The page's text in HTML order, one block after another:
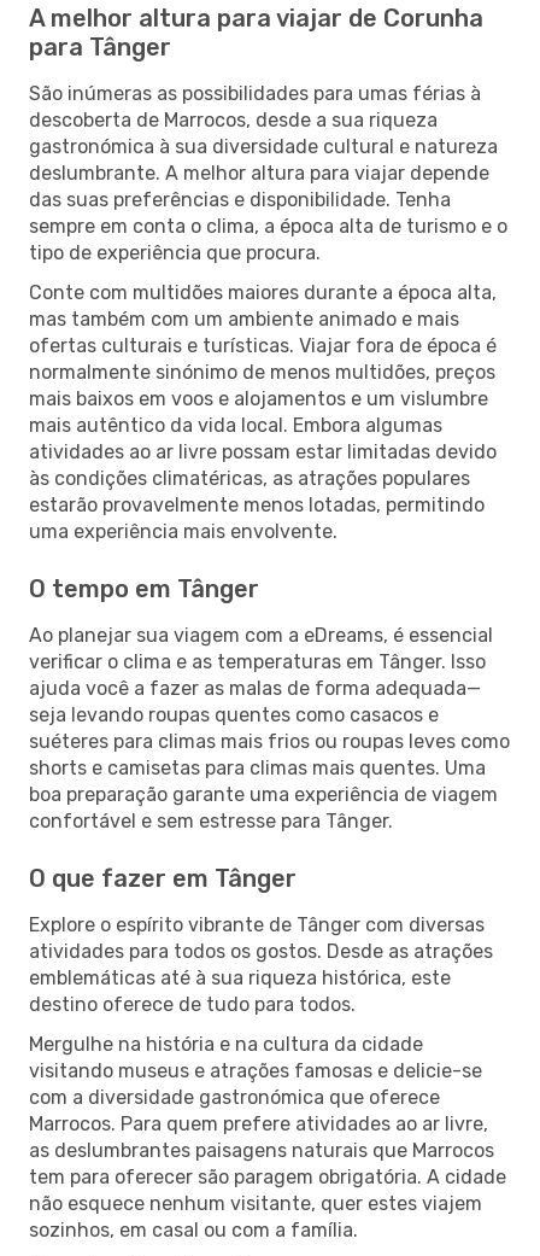
A melhor altura para viajar de Corunha
para Tânger
São inúmeras as possibilidades para umas férias à
descoberta de Marrocos, desde a sua riqueza
gastronómica à sua diversidade cultural e natureza
deslumbrante. A melhor altura para viajar depende
das suas preferências e disponibilidade. Tenha
sempre em conta o clima, a época alta de turismo e o
tipo de experiência que procura.
Conte com multidões maiores durante a época alta,
mas também com um ambiente animado e mais
ofertas culturais e turísticas. Viajar fora de época é
normalmente sinónimo de menos multidões, preços
mais baixos em voos e alojamentos e um vislumbre
mais autêntico da vida local. Embora algumas
atividades ao ar livre possam estar limitadas devido
às condições climatéricas, as atrações populares
estarão provavelmente menos lotadas, permitindo
uma experiência mais envolvente.
O tempo em Tânger
Ao planejar sua viagem com a eDreams, é essencial
verificar o clima e as temperaturas em Tânger. Isso
ajuda você a fazer as malas de forma adequada—
seja levando roupas quentes como casacos e
suéteres para climas mais frios ou roupas leves como
shorts e camisetas para climas mais quentes. Uma
boa preparação garante uma experiência de viagem
confortável e sem estresse para Tânger.
O que fazer em Tânger
Explore o espírito vibrante de Tânger com diversas
atividades para todos os gostos. Desde as atrações
emblemáticas até à sua riqueza histórica, este
destino oferece de tudo para todos.
Mergulhe na história e na cultura da cidade
visitando museus e atrações famosas e delicie-se
com a diversidade gastronómica que oferece
Marrocos. Para quem prefere atividades ao ar livre,
as deslumbrantes paisagens naturais que Marrocos
tem para oferecer são paragem obrigatória. A cidade
não esquece nenhum visitante, quer estes viajem
sozinhos, em casal ou com a família.